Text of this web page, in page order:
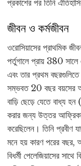
প্রকাশের পর তিনি
জীবন ও কর্মজীবন
ওরোসিয়াসের প্রাথমিক
পর্তুগালে প্রায় 380 সালে
এবং তার প্রথম
সম্ভবত 20 বছর বয়সের
বাড়ি ছেড়ে যেতে বাধ্য হন
করার জন্য উত্তর
করেছিলেন। তিনি প্রবীণ
মনে হয় কারণ পরের বছর,
বিধর্মী পেলেজিয়াসের